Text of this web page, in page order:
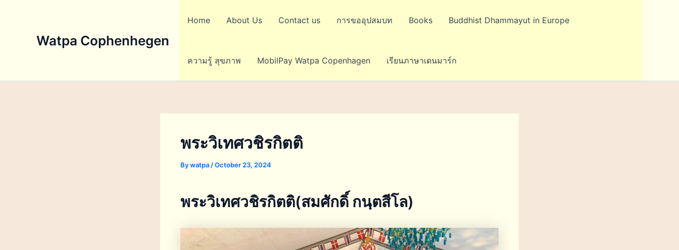
Watpa Cophenhegen
Home About Us Contact us การขออุปสมบท Books Buddhist Dhammayut in Europe
ความรู้ สุขภาพ MobilPay Watpa Copenhagen เรียนภาษาเดนมาร์ก
พระวิเทศวชิรกิตติ
Bywatpa /October 23, 2024
พระวิเทศวชิรกิตติ(สมศักดิ์ กนฺตสีโล)